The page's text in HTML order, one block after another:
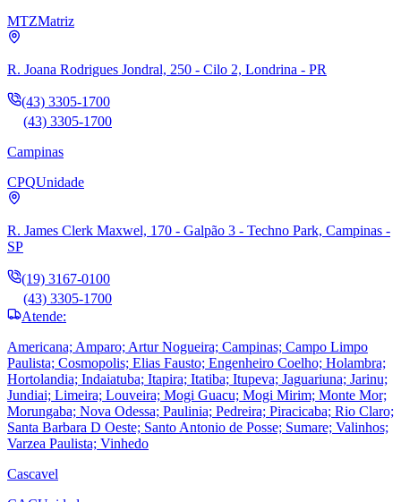
MTZMatriz
R. Joana Rodrigues Jondral, 250 - Cilo 2, Londrina - PR
(43) 3305-1700
(43) 3305-1700
Campinas
CPQUnidade
R. James Clerk Maxwel, 170 - Galpão 3 - Techno Park, Campinas -
SP
(19) 3167-0100
(43) 3305-1700
Atende:
Americana; Amparo; Artur Nogueira; Campinas; Campo Limpo
Paulista; Cosmopolis; Elias Fausto; Engenheiro Coelho; Holambra;
Hortolandia; Indaiatuba; Itapira; Itatiba; Itupeva; Jaguariuna; Jarinu;
Jundiai; Limeira; Louveira; Mogi Guacu; Mogi Mirim; Monte Mor;
Morungaba; Nova Odessa; Paulinia; Pedreira; Piracicaba; Rio Claro;
Santa Barbara D Oeste; Santo Antonio de Posse; Sumare; Valinhos;
Varzea Paulista; Vinhedo
Cascavel